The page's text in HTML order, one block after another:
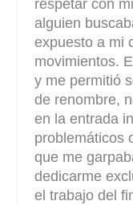
respetar con
alguien
expuesto a mi
movimientos.
y me permitió
de renombre,
en la entrada
problemáticos
que me
dedicarme
el trabajo del